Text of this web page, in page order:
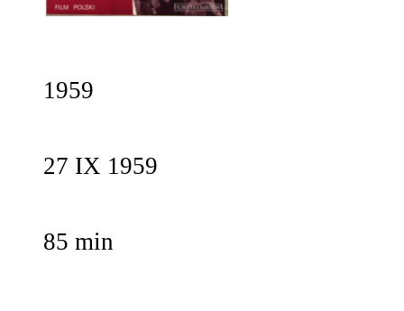
1959
27 IX 1959
85 min